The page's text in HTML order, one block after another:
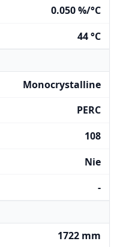
0.050 %/°C
44 °C
Monocrystalline
PERC
108
Nie
-
1722 mm